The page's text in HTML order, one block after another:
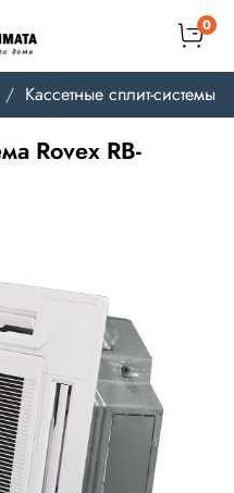
0
Кассетные сплит-системы
Rovex RB-